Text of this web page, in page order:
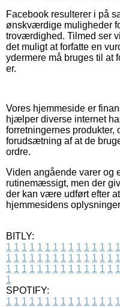
Facebook resulterer i på
ønskværdige muligheder
troværdighed. Tilmed ser
det muligt at forfatte en
ydermere må bruges til at
er.
Vores hjemmeside er
hjælper diverse internet
forretningernes produkter,
forudsætning af at de
ordre.
Viden angående varer og
rutinemæssigt, men der
der kan være udført efter
hjemmesidens
BITLY:
1 1 1 1 1 1 1 1 1 1 1 1 1 1 1
1 1 1 1 1 1 1 1 1 1 1 1 1 1 1
1 1 1 1 1 1 1 1 1 1 1 1 1 1 1
1
SPOTIFY:
1 1 1 1 1 1 1 1 1 1 1 1 1 1 1